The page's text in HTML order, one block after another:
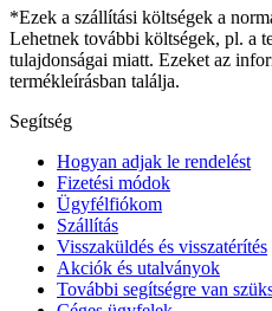
*Ezek a szállítási költségek a
Lehetnek további költségek, pl. a
tulajdonságai miatt. Ezeket az
termékleírásban találja.
Segítség
Hogyan adjak le rendelést
Fizetési módok
Ügyfélfiókom
Szállítás
Visszaküldés és visszatérítés
Akciók és utalványok
További segítségre van